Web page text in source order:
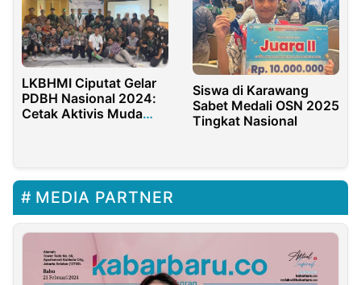
LKBHMI Ciputat Gelar
PDBH Nasional 2024:
Cetak Aktivis Muda
Siswa di Karawang
Sabet Medali OSN 2025
Tingkat Nasional
MEDIA PARTNER